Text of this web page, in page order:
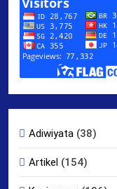
Adiwiyata (38)
Artikel (154)